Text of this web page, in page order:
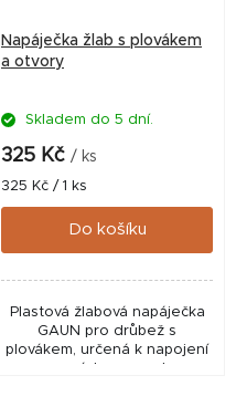
Napáječka žlab s plovákem
a otvory
Skladem do 5 dní.
325 Kč / ks
Měrná
cena:
325 Kč / 1 ks
Do košíku
Plastová žlabová napáječka
GAUN pro drůbež s
plovákem, určená k napojení
na spádovou vodu